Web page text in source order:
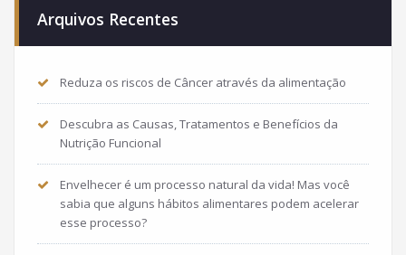
Arquivos Recentes
Reduza os riscos de Câncer através da alimentação
Descubra as Causas, Tratamentos e Benefícios da
Nutrição Funcional
Envelhecer é um processo natural da vida! Mas você
sabia que alguns hábitos alimentares podem acelerar
esse processo?